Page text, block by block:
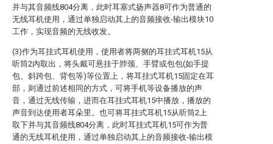
并与其音频线804分离，此时耳塞式扬声器8可作为普通的
无线耳机使用，通过单独启动其上的音频接收-输出模块10
工作，实现音频的无线收发。
(3)作为耳挂式耳机使用，使用者将两侧的耳挂式耳机15从
听筒2内取出，将头戴可悬挂于脖颈、手臂或包包(如手提
包、斜跨包、背包等)等位置上，将耳挂式耳机15固定在耳
部，则通过前述相同的方式，可将手机等设备播放的声
音，通过无线传输，进而在耳挂式耳机15中播放，播放的
声音到达使用者耳朵里。也可将耳挂式耳机15从听筒2上
取下并与其音频线804分离，此时耳挂式耳机15可作为普
通的无线耳机使用，通过单独启动其上的音频接收-输出模